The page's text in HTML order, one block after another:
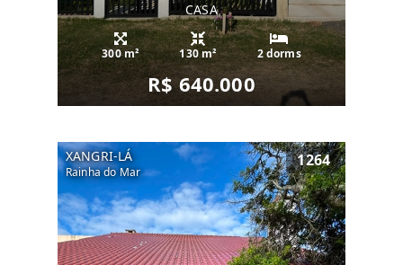
CASA
300 m² 130 m² 2 dorms
R$ 640.000
XANGRI-LÁ
Rainha do Mar
1264